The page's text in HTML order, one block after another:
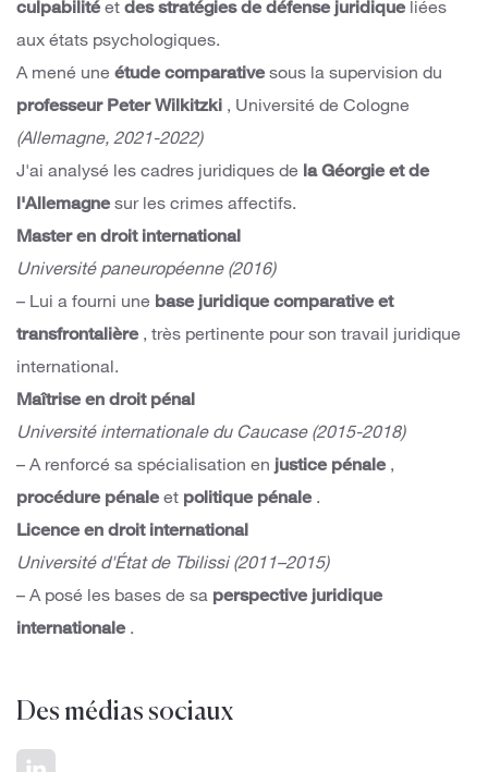
culpabilité et des stratégies de défense juridique liées
aux états psychologiques.
A mené une étude comparative sous la supervision du
professeur Peter Wilkitzki , Université de Cologne
(Allemagne, 2021-2022)
J'ai analysé les cadres juridiques de la Géorgie et de
l'Allemagne sur les crimes affectifs.
Master en droit international
Université paneuropéenne (2016)
– Lui a fourni une base juridique comparative et
transfrontalière , très pertinente pour son travail juridique
international.
Maîtrise en droit pénal
Université internationale du Caucase (2015-2018)
– A renforcé sa spécialisation en justice pénale ,
procédure pénale et politique pénale .
Licence en droit international
Université d'État de Tbilissi (2011–2015)
– A posé les bases de sa perspective juridique
internationale .
Des médias sociaux